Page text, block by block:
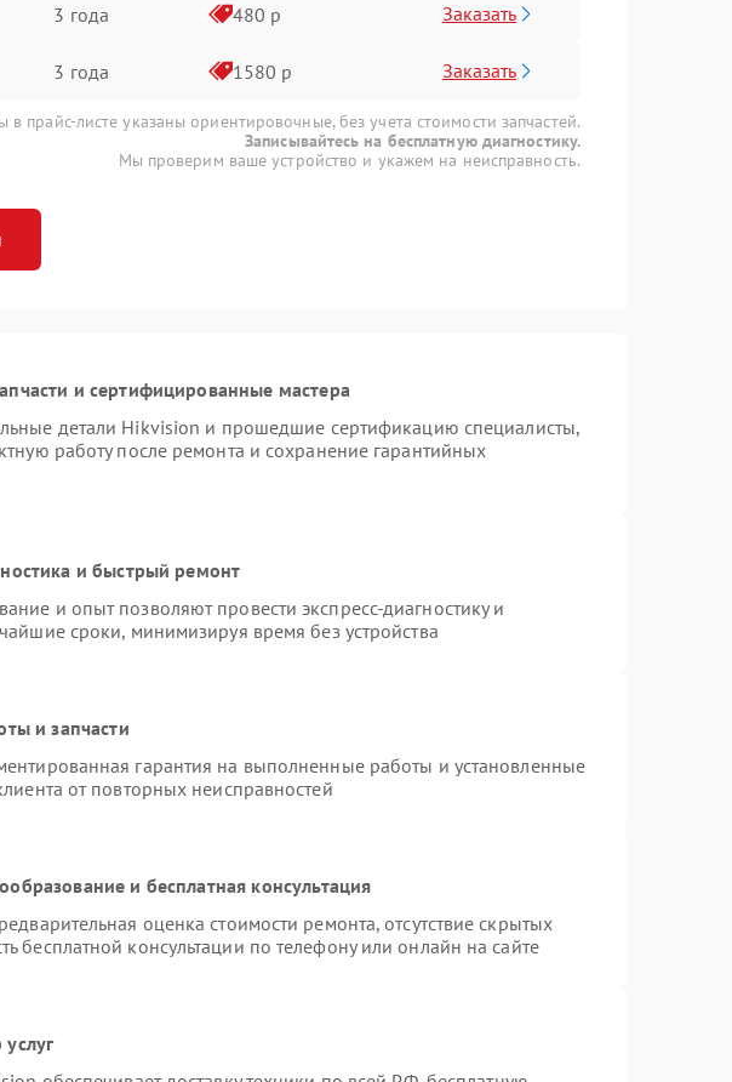
3 года 480 р Заказать
3 года 1580 р Заказать
в прайс-листе указаны ориентировочные, без учета стоимости запчастей.
Записывайтесь на бесплатную диагностику.
Мы проверим ваше устройство и укажем на неисправность.
и сертифицированные мастера
детали Hikvision и прошедшие сертификацию специалисты,
работу после ремонта и сохранение гарантийных
и быстрый ремонт
и опыт позволяют провести экспресс-диагностику и
сроки, минимизируя время без устройства
и запчасти
гарантия на выполненные работы и установленные
от повторных неисправностей
и бесплатная консультация
оценка стоимости ремонта, отсутствие скрытых
бесплатной консультации по телефону или онлайн на сайте